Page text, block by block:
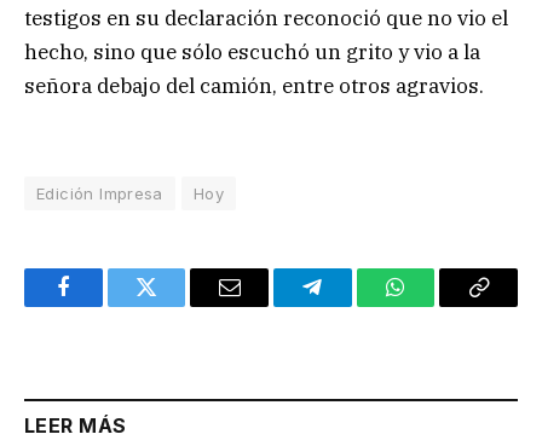
testigos en su declaración reconoció que no vio el
hecho, sino que sólo escuchó un grito y vio a la
señora debajo del camión, entre otros agravios.
Edición Impresa Hoy
FacebookTwitter Email TelegramWhatsAppCopy
LEER MÁS